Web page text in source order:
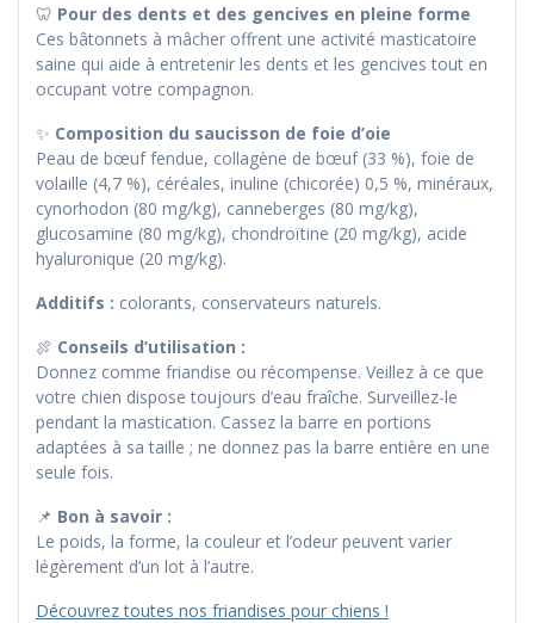
🦷 Pour des dents et des gencives en pleine forme
Ces bâtonnets à mâcher offrent une activité masticatoire
saine qui aide à entretenir les dents et les gencives tout en
occupant votre compagnon.
✨ Composition du saucisson de foie d’oie
Peau de bœuf fendue, collagène de bœuf (33 %), foie de
volaille (4,7 %), céréales, inuline (chicorée) 0,5 %, minéraux,
cynorhodon (80 mg/kg), canneberges (80 mg/kg),
glucosamine (80 mg/kg), chondroïtine (20 mg/kg), acide
hyaluronique (20 mg/kg).
Additifs : colorants, conservateurs naturels.
🍖 Conseils d’utilisation :
Donnez comme friandise ou récompense. Veillez à ce que
votre chien dispose toujours d’eau fraîche. Surveillez-le
pendant la mastication. Cassez la barre en portions
adaptées à sa taille ; ne donnez pas la barre entière en une
seule fois.
📌 Bon à savoir :
Le poids, la forme, la couleur et l’odeur peuvent varier
légèrement d’un lot à l’autre.
Découvrez toutes nos friandises pour chiens !